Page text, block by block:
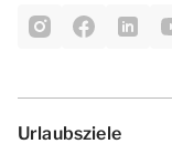
Urlaubsziele